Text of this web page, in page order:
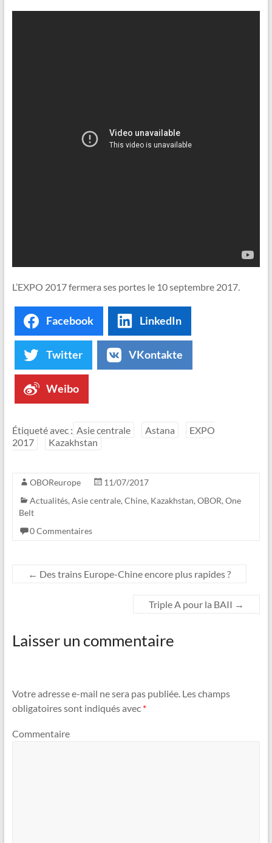
L’EXPO 2017 fermera ses portes le 10 septembre 2017.
Facebook LinkedIn
Twitter VKontakte
Weibo
Étiqueté avec : Asie centrale Astana
EXPO
2017
Kazakhstan
OBOReurope
11/07/2017
Actualités, Asie centrale, Chine, Kazakhstan, OBOR, One
Belt
0 Commentaires
← Des trains Europe-Chine encore plus rapides ?
Triple A pour la BAII →
Laisser un commentaire
Votre adresse e-mail ne sera pas publiée.Les champs
obligatoires sont indiqués avec *
Commentaire